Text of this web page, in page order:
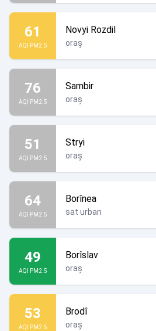
61
AQI PM2.5
Novyi Rozdil
oraș
76
AQI PM2.5
Sambir
oraș
51
AQI PM2.5
Stryi
oraș
64
AQI PM2.5
Borînea
sat urban
49
AQI PM2.5
Borîslav
oraș
53
AQI PM2.5
Brodî
oraș